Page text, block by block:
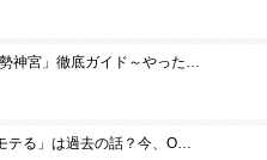
勢神宮」徹底ガイド～やった…
テる」は過去の話？今、O…